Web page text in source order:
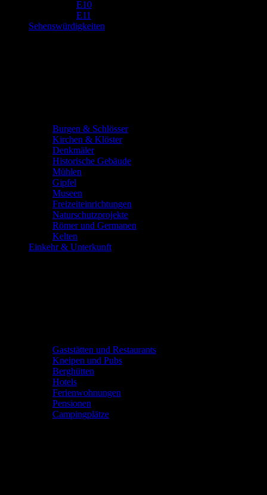
E10
E11
Sehenswürdigkeiten
Burgen & Schlösser
Kirchen & Klöster
Denkmäler
Historische Gebäude
Mühlen
Gipfel
Museen
Freizeiteinrichtungen
Naturschutzprojekte
Römer und Germanen
Kelten
Einkehr & Unterkunft
Gaststätten und Restaurants
Kneipen und Pubs
Berghütten
Hotels
Ferienwohnungen
Pensionen
Campingplätze